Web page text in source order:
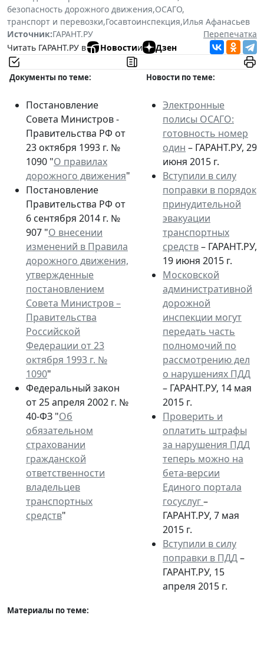
безопасность дорожного движения,ОСАГО,
транспорт и перевозки,Госавтоинспекция,Илья Афанасьев
Источник:ГАРАНТ.РУ
Перепечатка
Читать ГАРАНТ.РУ в
Новостии Дзен
Документы по теме: Новости по теме:
Постановление
Совета Министров -
Правительства РФ от
23 октября 1993 г. №
1090 "О правилах
дорожного движения"
Постановление
Правительства РФ от
6 сентября 2014 г. №
907 "О внесении
изменений в Правила
дорожного движения,
утвержденные
постановлением
Совета Министров –
Правительства
Российской
Федерации от 23
октября 1993 г. №
1090"
Федеральный закон
от 25 апреля 2002 г. №
40-ФЗ "Об
обязательном
страховании
гражданской
ответственности
владельцев
транспортных
средств"
Электронные
полисы ОСАГО:
готовность номер
один – ГАРАНТ.РУ, 29
июня 2015 г.
Вступили в силу
поправки в порядок
принудительной
эвакуации
транспортных
средств– ГАРАНТ.РУ,
19 июня 2015 г.
Московской
административной
дорожной
инспекции могут
передать часть
полномочий по
рассмотрению дел
о нарушениях ПДД
– ГАРАНТ.РУ, 14 мая
2015 г.
Проверить и
оплатить штрафы
за нарушения ПДД
теперь можно на
бета-версии
Единого портала
госуслуг–
ГАРАНТ.РУ, 7 мая
2015 г.
Вступили в силу
поправки в ПДД–
ГАРАНТ.РУ, 15
апреля 2015 г.
Материалы по теме: